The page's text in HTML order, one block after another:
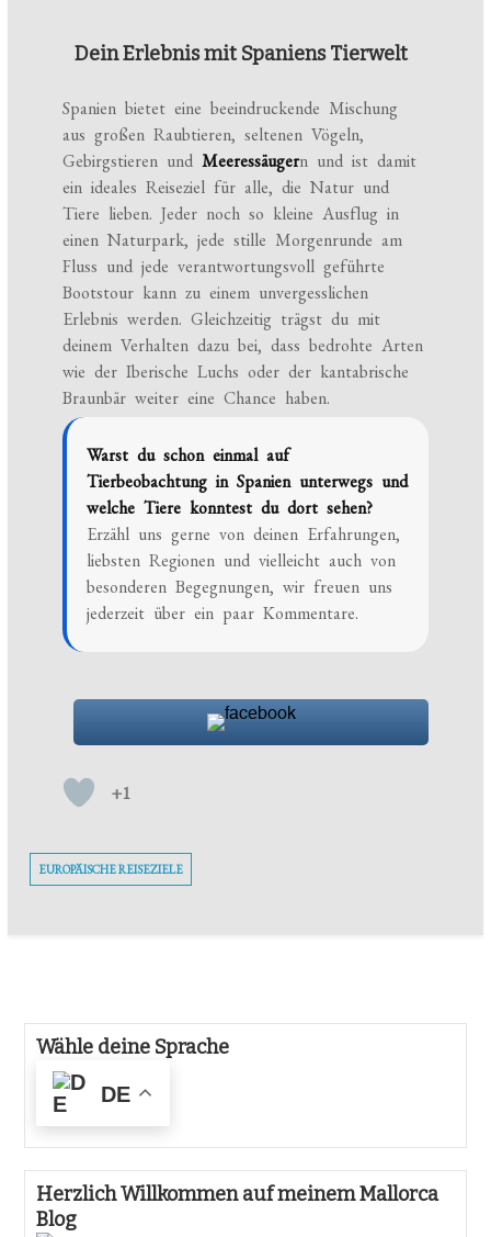
Dein Erlebnis mit Spaniens Tierwelt
Spanien bietet eine beeindruckende Mischung
aus großen Raubtieren, seltenen Vögeln,
Gebirgstieren undMeeressäugern und ist damit
ein ideales Reiseziel für alle, die Natur und
Tiere lieben. Jeder noch so kleine Ausflug in
einen Naturpark, jede stille Morgenrunde am
Fluss und jede verantwortungsvoll geführte
Bootstour kann zu einem unvergesslichen
Erlebnis werden. Gleichzeitig trägst du mit
deinem Verhalten dazu bei, dass bedrohte Arten
wie der Iberische Luchs oder der kantabrische
Braunbär weiter eine Chance haben.
Warst du schon einmal auf
Tierbeobachtung in Spanien unterwegs und
welche Tiere konntest du dort sehen?
Erzähl uns gerne von deinen Erfahrungen,
liebsten Regionen und vielleicht auch von
besonderen Begegnungen, wir freuen uns
jederzeit über ein paar Kommentare.
+1
EUROPÄISCHE REISEZIELE
Wähle deine Sprache
DE
Herzlich Willkommen auf meinem Mallorca
Blog